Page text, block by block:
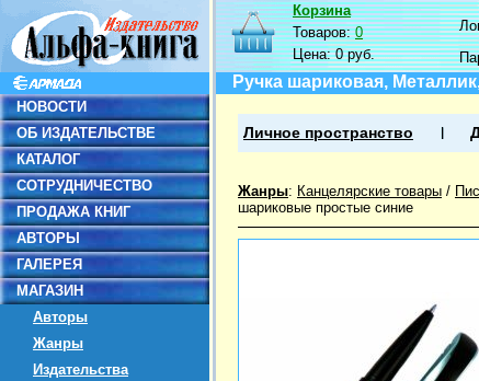
НОВОСТИ
ОБ ИЗДАТЕЛЬСТВЕ
КАТАЛОГ
СОТРУДНИЧЕСТВО
ПРОДАЖА КНИГ
АВТОРЫ
ГАЛЕРЕЯ
МАГАЗИН
Авторы
Жанры
Издательства
Корзина
Товаров:0
Цена:0 руб.
Ручка шариковая,
Личное пространство
Жанры: Канцелярские товары /
шариковые простые синие